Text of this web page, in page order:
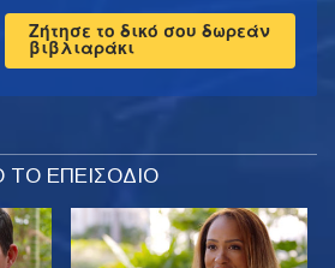
Ζήτησε το δικό σου δωρεάν
βιβλιαράκι
ΤΟ ΕΠΕΙΣΟΔΙΟ